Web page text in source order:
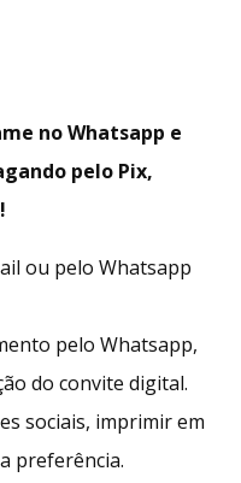
no Whatsapp e
pelo Pix,
ou pelo Whatsapp
pelo Whatsapp,
do convite digital.
sociais, imprimir em
preferência.